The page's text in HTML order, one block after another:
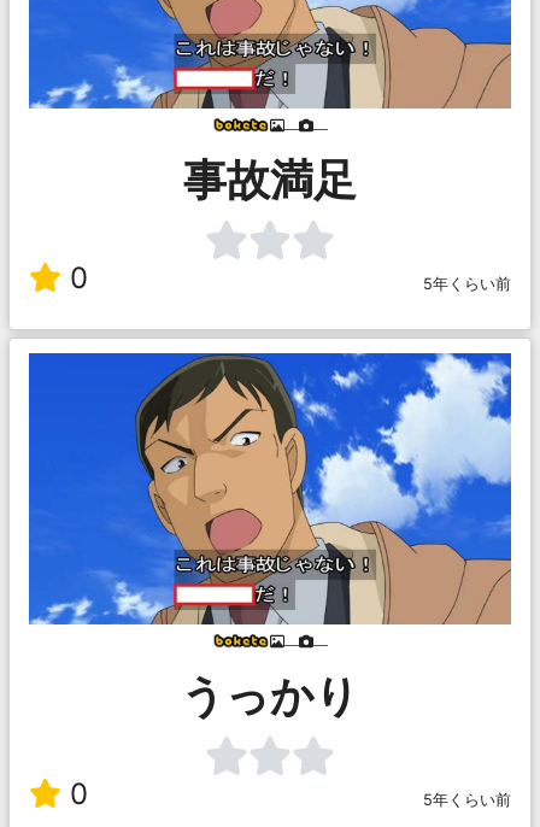
事故満足
0 5年くらい前
うっかり
0 5年くらい前